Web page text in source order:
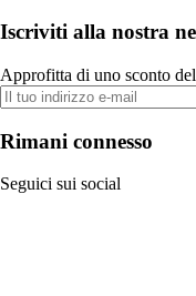
Iscriviti alla nostra
Approfitta di uno sconto
Rimani connesso
Seguici sui social